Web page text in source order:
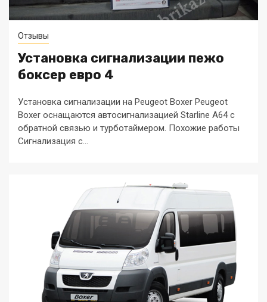
Отзывы
Установка сигнализации пежо
боксер евро 4
Установка сигнализации на Peugeot Boxer Peugeot
Boxer оснащаются автосигнализацией Starline A64 с
обратной связью и турботаймером. Похожие работы
Сигнализация с...